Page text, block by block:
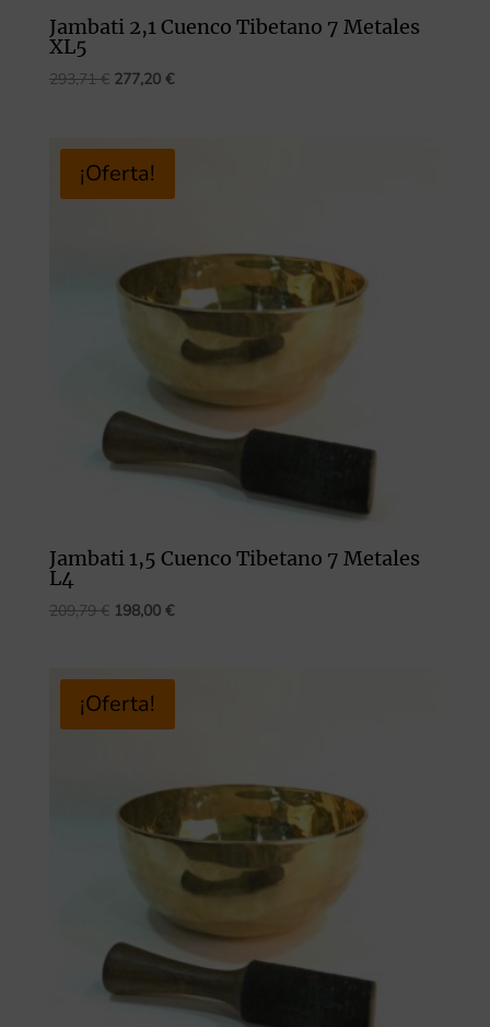
Jambati 2,1 Cuenco Tibetano 7 Metales
XL5
293,71€ El
era:
293,71 €.
277,20 €El
es:
¡Oferta!
Jambati 1,5 Cuenco Tibetano 7 Metales
L4
209,79€ El
era:
209,79 €.
198,00 €El
es:
¡Oferta!